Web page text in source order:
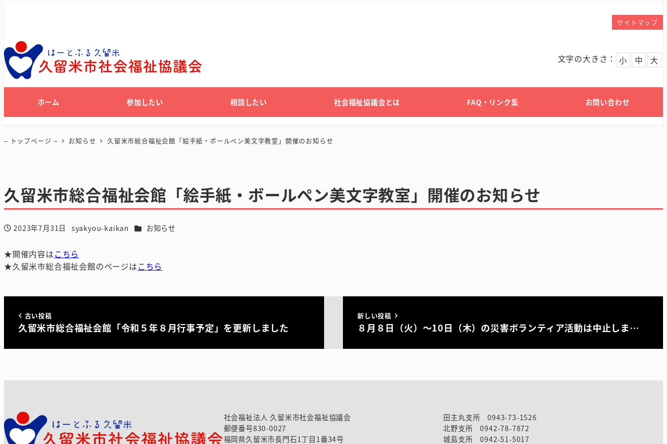
サイトマップ
文字の大きさ： 小 中 大
ホーム 参加したい 相談したい 社会福祉協議会とは FAQ・リンク集 お問い合わせ
– トップページ – お知らせ 久留米市総合福祉会館「絵手紙・ボールペン美文字教室」開催のお知らせ
久留米市総合福祉会館「絵手紙・ボールペン美文字教室」開催のお知らせ
投稿日
2023年7月31日
著
syakyou-kaikan カテゴリー
お知らせ
★開催内容はこちら
★久留米市総合福祉会館のページはこちら
古い投稿
久留米市総合福祉会館「令和５年８月行事予定」を更新しました
新しい投稿
８月８日（火）～10日（木）の災害ボランティア活動は中止しま…
社会福祉法人 久留米市社会福祉協議会
郵便番号830-0027
福岡県久留米市長門石1丁目1番34号
田主丸支所 0943-73-1526
北野支所 0942-78-7872
城島支所 0942-51-5017